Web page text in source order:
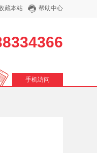
藏本站 帮助中心
手机访问